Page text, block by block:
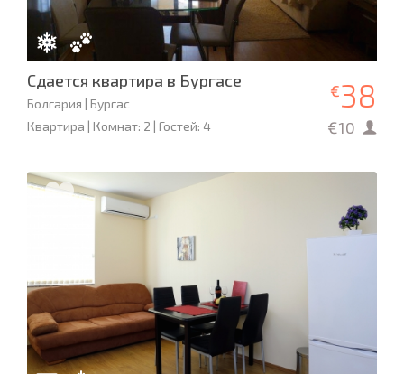
Сдается квартира в Бургасе
Болгария | Бургас
Квартира | Комнат: 2 | Гостей: 4
€38
€10